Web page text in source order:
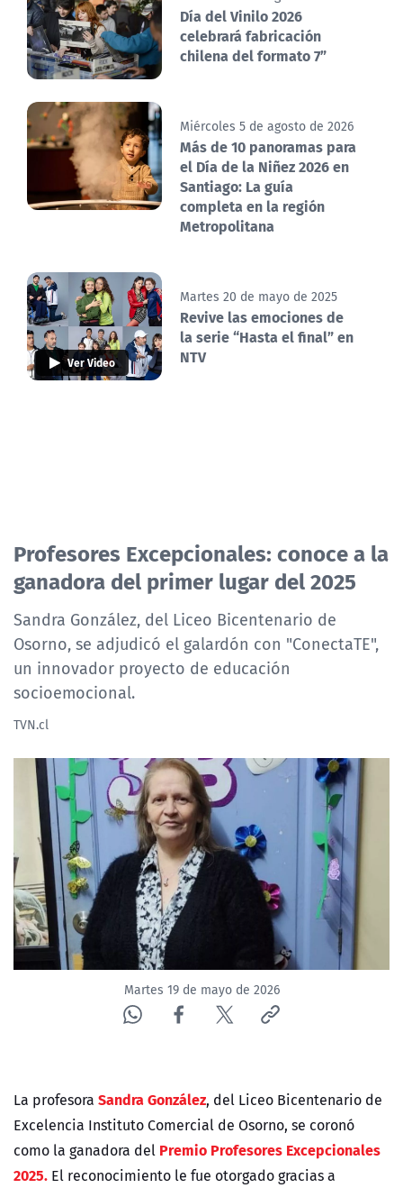
Día del Vinilo 2026
celebrará fabricación
chilena del formato 7”
Miércoles 5 de agosto de 2026
Más de 10 panoramas para
el Día de la Niñez 2026 en
Santiago: La guía
completa en la región
Metropolitana
Ver Video
Martes 20 de mayo de 2025
Revive las emociones de
la serie “Hasta el final” en
NTV
Profesores Excepcionales: conoce a la
ganadora del primer lugar del 2025
Sandra González, del Liceo Bicentenario de
Osorno, se adjudicó el galardón con "ConectaTE",
un innovador proyecto de educación
socioemocional.
TVN.cl
Martes 19 de mayo de 2026
La profesora Sandra González, del Liceo Bicentenario de
Excelencia Instituto Comercial de Osorno, se coronó
como la ganadora del Premio Profesores Excepcionales
2025. El reconocimiento le fue otorgado gracias a